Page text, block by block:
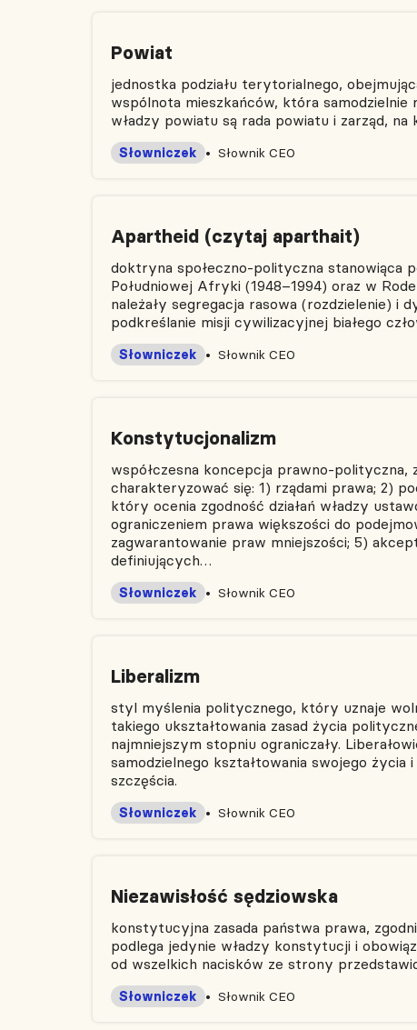
Powiat
jednostka podziału terytorialnego,
wspólnota mieszkańców, która samodzielnie
władzy powiatu są rada powiatu i zarząd,
Słownik CEO
Słowniczek
Apartheid (czytaj aparthait)
doktryna społeczno-polityczna stanowiąca
Południowej Afryki (1948–1994) oraz w
należały segregacja rasowa (rozdzielenie) i
podkreślanie misji cywilizacyjnej białego
Słownik CEO
Słowniczek
Konstytucjonalizm
współczesna koncepcja prawno-
charakteryzować się: 1) rządami prawa; 2)
który ocenia zgodność działań władzy
ograniczeniem prawa większości do
zagwarantowanie praw mniejszości; 5)
definiujących…
Słownik CEO
Słowniczek
Liberalizm
styl myślenia politycznego, który uznaje
takiego ukształtowania zasad życia
najmniejszym stopniu ograniczały.
samodzielnego kształtowania swojego życia
szczęścia.
Słownik CEO
Słowniczek
Niezawisłość sędziowska
konstytucyjna zasada państwa prawa,
podlega jedynie władzy konstytucji i
od wszelkich nacisków ze strony
Słownik CEO
Słowniczek